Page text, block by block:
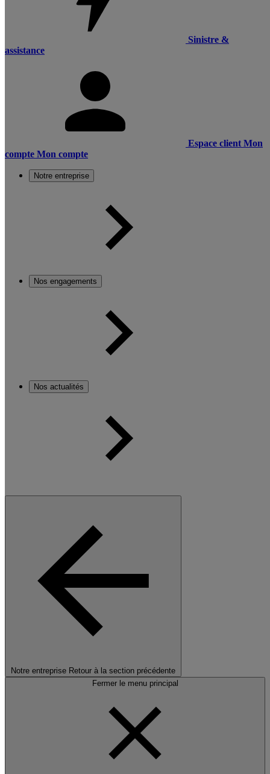
Sinistre &
assistance
Espace client Mon
compte Mon compte
Notre entreprise
Nos engagements
Nos actualités
Notre entreprise Retour à la section précédente
Fermer le menu principal